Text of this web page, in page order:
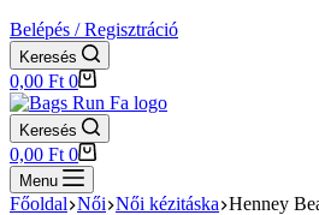
Belépés / Regisztráció
Keresés
Shopping
cart
0,00 Ft 0
Keresés
Shopping
cart
0,00 Ft 0
Menu
Főoldal Női Női kézitáska Henney